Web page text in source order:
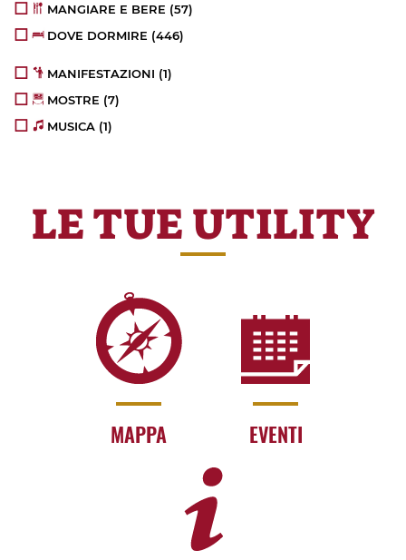
MANGIARE E BERE (57)
DOVE DORMIRE (446)
MANIFESTAZIONI (1)
MOSTRE (7)
MUSICA (1)
LE TUE UTILITY
MAPPA EVENTI